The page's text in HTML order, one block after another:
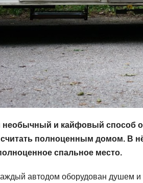
и кайфовый способ
полноценным домом. В
спальное место.
автодом оборудован душем и